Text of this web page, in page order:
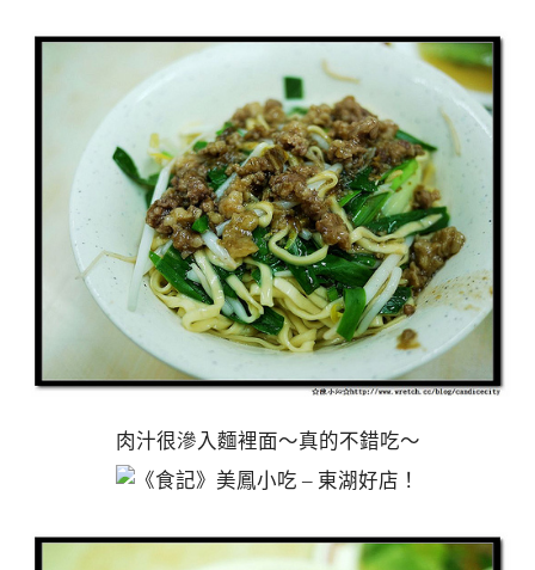
肉汁很滲入麵裡面～真的不錯吃～